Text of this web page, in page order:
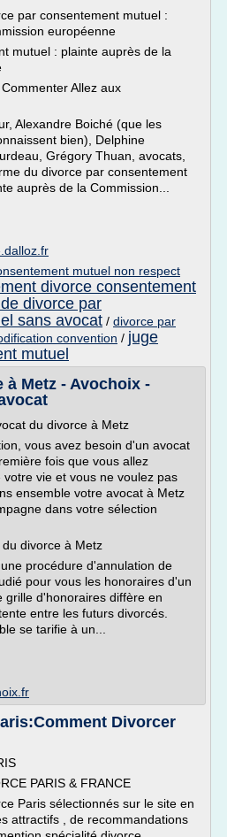
par consentement mutuel :
européenne
mutuel : plainte auprès de la
Allez aux
Alexandre Boiché (que les
bien), Delphine
Grégory Thuan, avocats,
du divorce par consentement
auprès de la Commission...
mutuel non respect
divorce consentement
divorce par
sans avocat / divorce par
convention / juge
mutuel
Metz - Avochoix -
du divorce à Metz
vous avez besoin d'un avocat
fois que vous allez
vie et vous ne voulez pas
ensemble votre avocat à Metz
dans votre sélection
divorce à Metz
procédure d'annulation de
pour vous les honoraires d'un
grille d'honoraires diffère en
entre les futurs divorcés.
se tarifie à un...
Divorcer
PARIS & FRANCE
Paris sélectionnés sur le site en
attractifs , de recommandations